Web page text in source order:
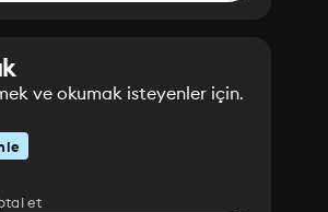
ve okumak isteyenler için.
et